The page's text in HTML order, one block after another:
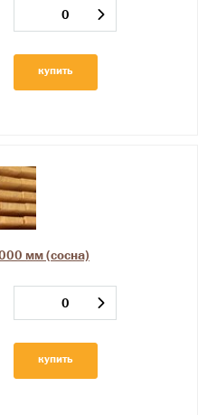
купить
мм (сосна)
купить